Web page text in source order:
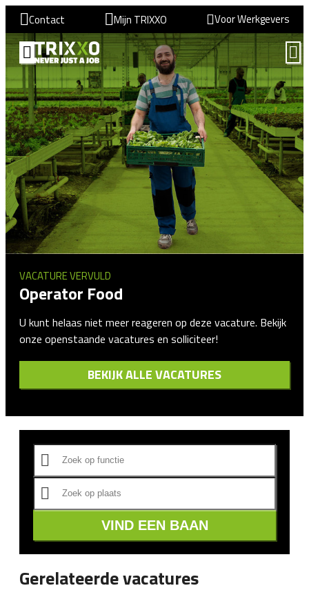
Contact Mijn TRIXXO Voor Werkgevers
VACATURE VERVULD
Operator Food
U kunt helaas niet meer reageren op deze vacature. Bekijk
onze openstaande vacatures en solliciteer!
BEKIJK ALLE VACATURES
VIND EEN BAAN
Gerelateerde vacatures